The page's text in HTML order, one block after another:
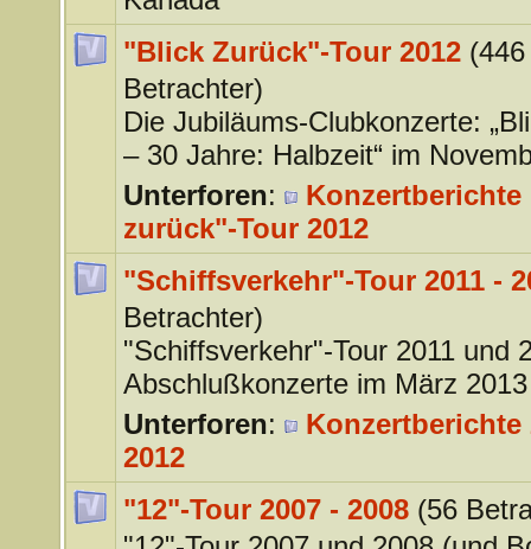
"Blick Zurück"-Tour 2012 (446
Betrachter)
Die Jubiläums-Clubkonzerte:
– 30 Jahre: Halbzeit“ im
Unterforen:
zurück"-Tour 2012
"Schiffsverkehr"-Tour 2011 -
Betrachter)
"Schiffsverkehr"-Tour 2011 und
Abschlußkonzerte im März 2013
Unterforen:
Konzertberichte
2012
"12"-Tour 2007 - 2008 (56